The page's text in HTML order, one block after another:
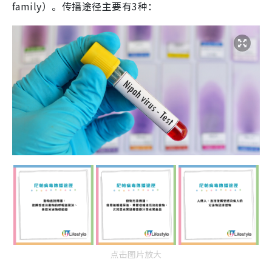
family）。传播途径主要有3种：
点击图片放大